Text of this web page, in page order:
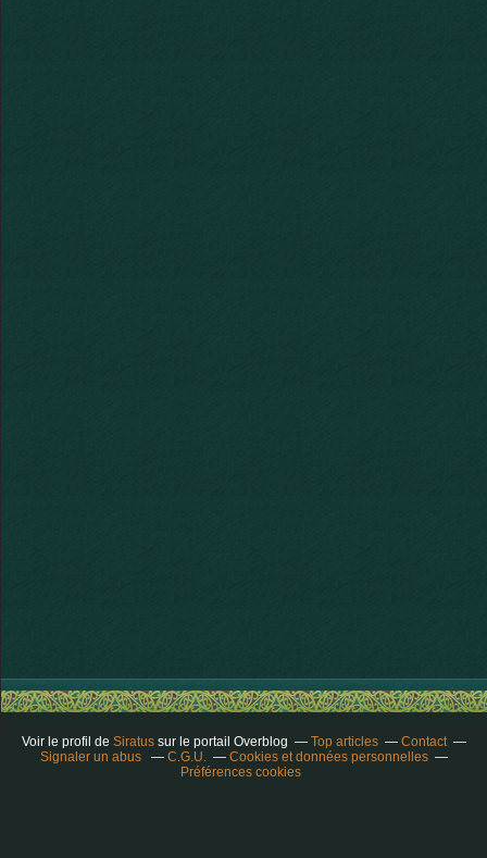
Voir le profil de Siratussur le portail Overblog Top articles
Contact
Signaler un abus
C.G.U.
Cookies et données personnelles
Préférences cookies